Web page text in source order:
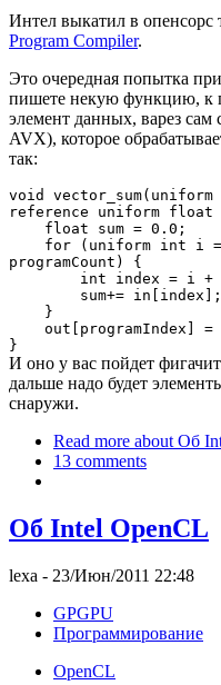
Интел выкатил в опенсорс
Program Compiler.
Это очередная попытка
пишете некую функцию, к
элемент данных, варез сам
AVX), которое
так:
void
reference uniform
float sum = 0.0;
for (uniform int i =
programCount) {
int index = i +
sum+= in[index];
}
out[programIndex] =
}
И оно у вас пойдет
дальше надо будет
снаружи.
Read more about Об
13 comments
Об Intel OpenCL
lexa - 23/Июн/2011 22:48
GPGPU
Программирование
OpenCL